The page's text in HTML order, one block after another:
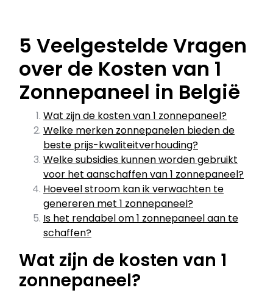
5 Veelgestelde Vragen
over de Kosten van 1
Zonnepaneel in België
Wat zijn de kosten van 1 zonnepaneel?
Welke merken zonnepanelen bieden de
beste prijs-kwaliteitverhouding?
Welke subsidies kunnen worden gebruikt
voor het aanschaffen van 1 zonnepaneel?
Hoeveel stroom kan ik verwachten te
genereren met 1 zonnepaneel?
Is het rendabel om 1 zonnepaneel aan te
schaffen?
Wat zijn de kosten van 1
zonnepaneel?